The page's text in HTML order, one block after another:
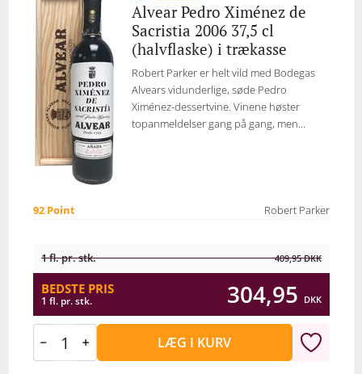
Alvear Pedro Ximénez de
Sacristia 2006 37,5 cl
(halvflaske) i trækasse
Robert Parker er helt vild med Bodegas
Alvears vidunderlige, søde Pedro
Ximénez-dessertvine. Vinene høster
topanmeldelser gang på gang, men...
92 Point Robert Parker
1 fl. pr. stk. 409,95DKK
BEDSTE PRIS
1 fl. pr. stk. 304,95 DKK
LÆG I KURV